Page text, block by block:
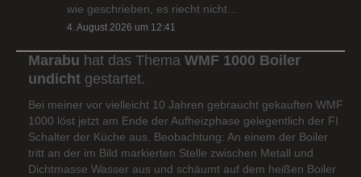
wie geschrieben, es riecht nicht…
4. August 2026 um 12:41
Marabu hat das Thema WMF 1000 Boiler
undicht gestartet.
Bei meiner vor vielleicht 10 Jahren gebraucht gekauften WMF
1000 löst jetzt am Ende der Aufheizphase gelegentlich der FI
Schalter der Küche aus. Beobachtung: An einem der Boiler
tritt an der im Bild markierten Stelle zwischen Metall und
Dichtmasse Wasser aus und schäumt auf dem heißen Boiler